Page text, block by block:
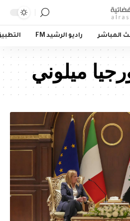
المباشر راديو الرشيد FM
ميلوني